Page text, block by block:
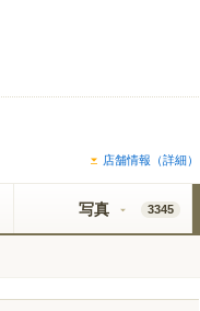
店舗情報（詳細）
写真 3345